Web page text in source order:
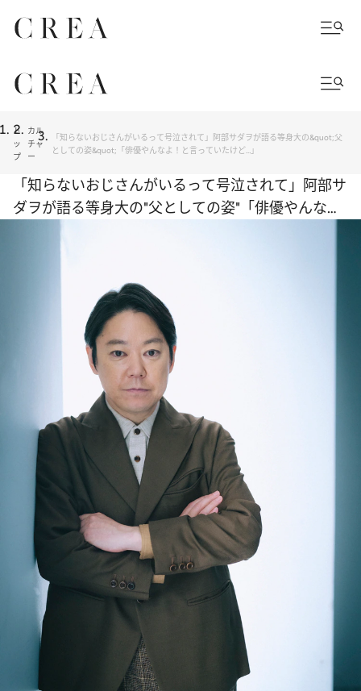
ト
ッ
プ
カル
チャ
ー
「知らないおじさんがいるって号泣されて」阿部サダヲが語る等身大の&quot;父
としての姿&quot;「俳優やんなよ！と言っていたけど…」
「知らないおじさんがいるって号泣されて」阿部サ
ダヲが語る等身大の"父としての姿"「俳優やんな